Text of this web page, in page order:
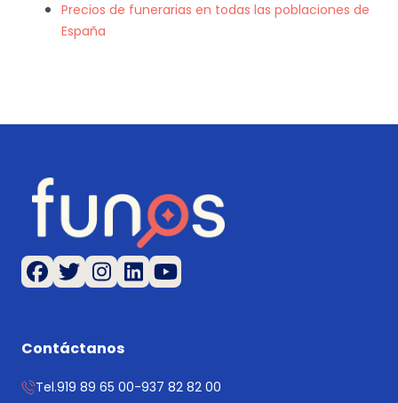
Precios de funerarias en todas las poblaciones de
España
Contáctanos
Tel.919 89 65 00-937 82 82 00